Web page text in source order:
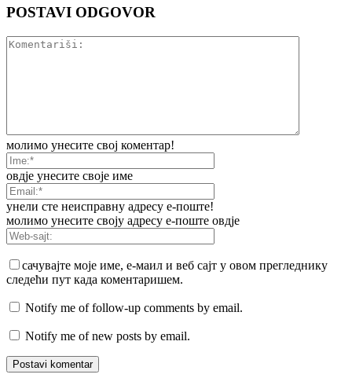
POSTAVI ODGOVOR
молимо унесите свој коментар!
овдје унесите своје име
унели сте неисправну адресу е-поште!
молимо унесите своју адресу е-поште овдје
сачувајте моје име, е-маил и веб сајт у овом прегледнику
следећи пут када коментаришем.
Notify me of follow-up comments by email.
Notify me of new posts by email.